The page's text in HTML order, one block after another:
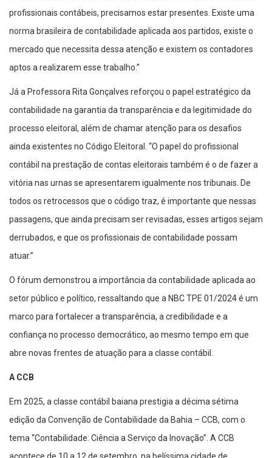
profissionais contábeis, precisamos estar presentes. Existe uma
norma brasileira de contabilidade aplicada aos partidos, existe o
mercado que necessita dessa atenção e existem os contadores
aptos a realizarem esse trabalho.”
Já a Professora Rita Gonçalves reforçou o papel estratégico da
contabilidade na garantia da transparência e da legitimidade do
processo eleitoral, além de chamar atenção para os desafios
ainda existentes no Código Eleitoral. “O papel do profissional
contábil na prestação de contas eleitorais também é o de fazer a
vitória nas urnas se apresentarem igualmente nos tribunais. De
todos os retrocessos que o código traz, é importante que nessas
passagens, que ainda precisam ser revisadas, esses artigos sejam
derrubados, e que os profissionais de contabilidade possam
atuar.”
O fórum demonstrou a importância da contabilidade aplicada ao
setor público e político, ressaltando que a NBC TPE 01/2024 é um
marco para fortalecer a transparência, a credibilidade e a
confiança no processo democrático, ao mesmo tempo em que
abre novas frentes de atuação para a classe contábil.
A CCB
Em 2025, a classe contábil baiana prestigia a décima sétima
edição da Convenção de Contabilidade da Bahia – CCB, com o
tema “Contabilidade: Ciência a Serviço da Inovação”. A CCB